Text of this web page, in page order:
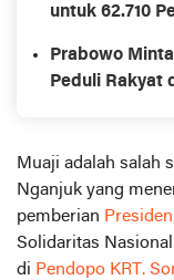
untuk 62.710
Prabowo
Peduli Rakyat
Muaji adalah salah
Nganjuk yang
pemberian
Solidaritas
di Pendopo KRT.